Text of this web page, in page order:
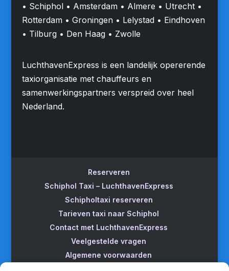
• Schiphol • Amsterdam • Almere • Utrecht •
Rotterdam • Groningen • Lelystad • Eindhoven
• Tilburg • Den Haag • Zwolle
LuchthavenExpress is een landelijk opererende
taxiorganisatie met chauffeurs en
samenwerkingspartners verspreid over heel
Nederland.
Reserveren
Schiphol Taxi – LuchthavenExpress
Schipholtaxi reserveren
Tarieven taxi naar Schiphol
Contact met LuchthavenExpress
Veelgestelde vragen
Algemene voorwaarden